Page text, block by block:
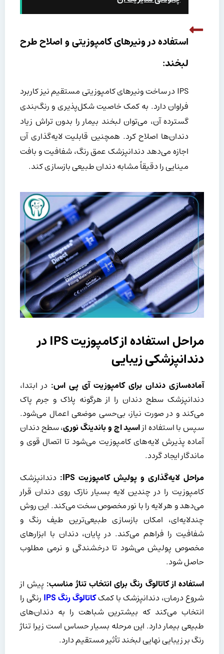
استفاده در ونیرهای کامپوزیتی و اصلاح طرح
لبخند:
IPS در ساخت ونیرهای کامپوزیتی مستقیم نیز کاربرد
فراوان دارد. به کمک خاصیت شکل‌پذیری و رنگ‌بندی
گسترده آن، می‌توان لبخند بیمار را بدون تراش زیاد
دندان‌ها اصلاح کرد. همچنین قابلیت لایه‌گذاری آن
اجازه می‌دهد دندانپزشک عمق رنگ، شفافیت و بافت
مینایی را دقیقاً مشابه دندان طبیعی بازسازی کند.
مراحل استفاده از کامپوزیت IPS در
دندانپزشکی زیبایی
آماده‌سازی دندان برای کامپوزیت آی پی اس: در ابتدا،
دندانپزشک سطح دندان را از هرگونه پلاک و جرم پاک
می‌کند و در صورت نیاز، بی‌حسی موضعی اعمال می‌شود.
سپس با استفاده ازاسید اچ و باندینگ نوری، سطح دندان
آماده پذیرش لایه‌های کامپوزیت می‌شود تا اتصال قوی و
ماندگار ایجاد گردد.
مراحل لایه‌گذاری و پولیش کامپوزیت IPS
: دندانپزشک
کامپوزیت را در چندین لایه بسیار نازک روی دندان قرار
می‌دهد و هر لایه را با نور مخصوص سخت می‌کند. این روش
چندلایه‌ای، امکان بازسازی طبیعی‌ترین طیف رنگ و
شفافیت را فراهم می‌کند. در پایان، دندان با ابزارهای
مخصوص پولیش می‌شود تا درخشندگی و نرمی مطلوب
حاصل شود.
استفاده از کاتالوگ رنگ برای انتخاب تناژ مناسب: پیش از
شروع درمان، دندانپزشک با کمککاتالوگ رنگIPS رنگی را
انتخاب می‌کند که بیشترین شباهت را به دندان‌های
طبیعی بیمار دارد. این مرحله بسیار حساس است زیرا تناژ
رنگ بر زیبایی نهایی لبخند تأثیر مستقیم دارد.